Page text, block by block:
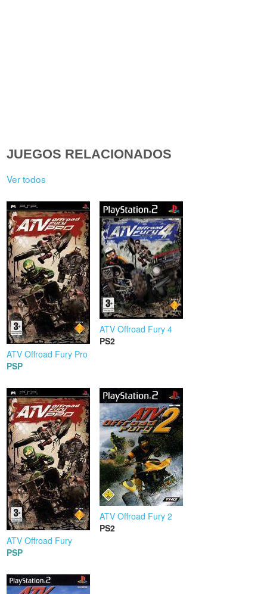
JUEGOS RELACIONADOS
Ver todos
ATV Offroad Fury Pro
PSP
ATV Offroad Fury 4
PS2
ATV Offroad Fury
PSP
ATV Offroad Fury 2
PS2